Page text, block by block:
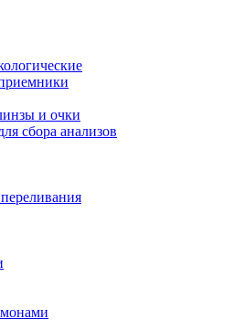
и очки
сбора анализов